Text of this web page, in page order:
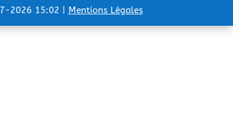
2026 15:02 | Mentions Légales